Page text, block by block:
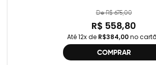
De R$ 675,00
R$ 558,80
Até 12x de R$384,00no
COMPRAR